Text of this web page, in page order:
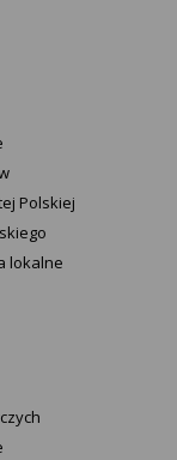
Polskiej
lokalne